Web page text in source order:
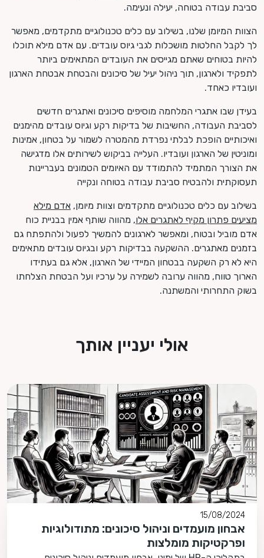
סביבת עבודה בטוחה, יעילה ונעימה.
הצוות המיומן שלנו, בשילוב עם כלים טכנולוגיים מתקדמים, מאפשר
לך לקבל החלטות מושכלות לגבי גיוס עובדים. עם אדם מילא תוכלו
להיות בטוחים שאתם מגייסים את העובדים המתאימים ביותר
לתפקיד ולארגון, תוך ניהול יעיל של סיכונים והבטחת אבטחת הארגון
ועובדיו כאחד.
בעידן שבו אתגרי המלחמה מוסיפים סיכונים ואתגרים חדשים
לסביבת העבודה, החשיבות של בדיקות רקע וגיוס עובדים מהימנים
ואיכותיים הופכת לבלתי נפרדת מהמטרה לשמור על בטחון, אמינות
ומוניטין של הארגון ועובדיו. העלייה בביקוש לשירותים אלו מדגישה
את הצורך המתמיד להתמודד עם האיומים הטמונים בעבריינות
תעסוקתית ולהבטיח סביבת עבודה בטוחה ונקייה
בשילוב עם כלים טכנולוגיים מתקדמים וצוות מיומן, אדם מילא
מציעים פתרון מקיף לאתגרים אלו, מהווה שותף אמין בבניית כוח
אדם מוביל ובטוח, ומאפשר לארגונים להמשיך לפעול ולהתפתח גם
בזמנים מאתגרים. ההשקעה בבדיקות רקע ובגיוס עובדים מתאימים
היא לא רק השקעה בבטחון המיידי של הארגון, אלא גם בעתידו
הארוך טווח, מהווה ערובה לשמירה על ערכיו ועל הבטחת הצלחתו
בשוק התחרותי והמשתנה.
אולי יעניין אותך
15/08/2024
אבחון מועמדים וניהול סיכונים: מתודולוגיות
ופרקטיקות מומלצות